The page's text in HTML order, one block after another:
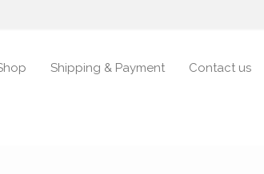
Shipping & Payment Contact us